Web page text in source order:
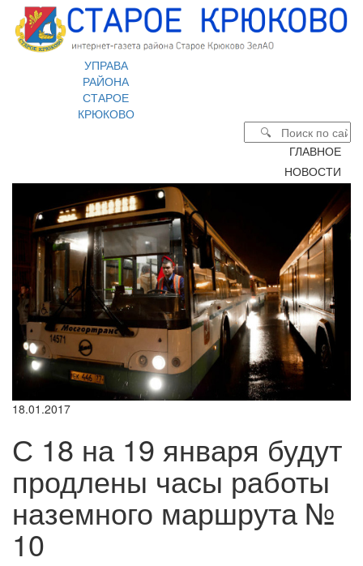
УПРАВА
РАЙОНА
СТАРОЕ
КРЮКОВО
ГЛАВНОЕ
НОВОСТИ
18.01.2017
С 18 на 19 января будут
продлены часы работы
наземного маршрута №
10